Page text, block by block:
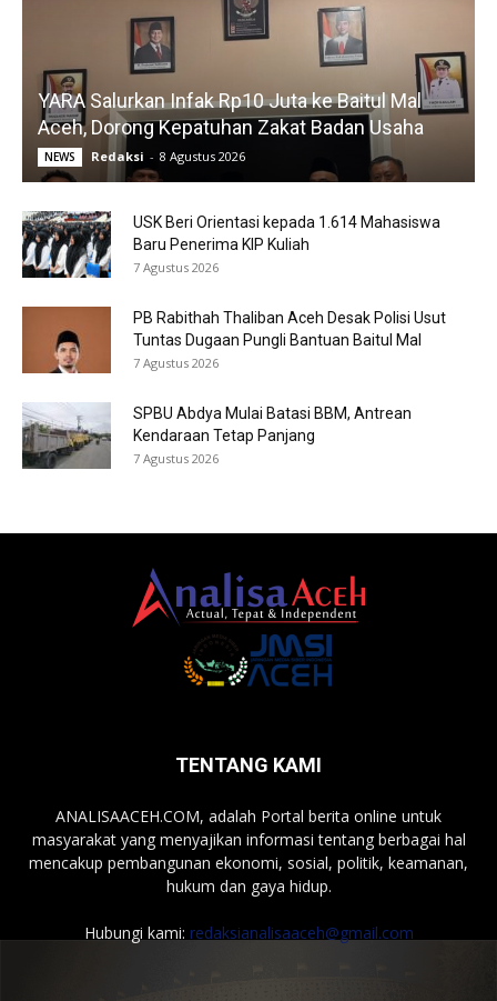
YARA Salurkan Infak Rp10 Juta ke Baitul Mal
Aceh, Dorong Kepatuhan Zakat Badan Usaha
NEWS Redaksi - 8 Agustus 2026
USK Beri Orientasi kepada 1.614 Mahasiswa
Baru Penerima KIP Kuliah
7 Agustus 2026
PB Rabithah Thaliban Aceh Desak Polisi Usut
Tuntas Dugaan Pungli Bantuan Baitul Mal
7 Agustus 2026
SPBU Abdya Mulai Batasi BBM, Antrean
Kendaraan Tetap Panjang
7 Agustus 2026
TENTANG KAMI
ANALISAACEH.COM, adalah Portal berita online untuk
masyarakat yang menyajikan informasi tentang berbagai hal
mencakup pembangunan ekonomi, sosial, politik, keamanan,
hukum dan gaya hidup.
Hubungi kami: redaksianalisaaceh@gmail.com